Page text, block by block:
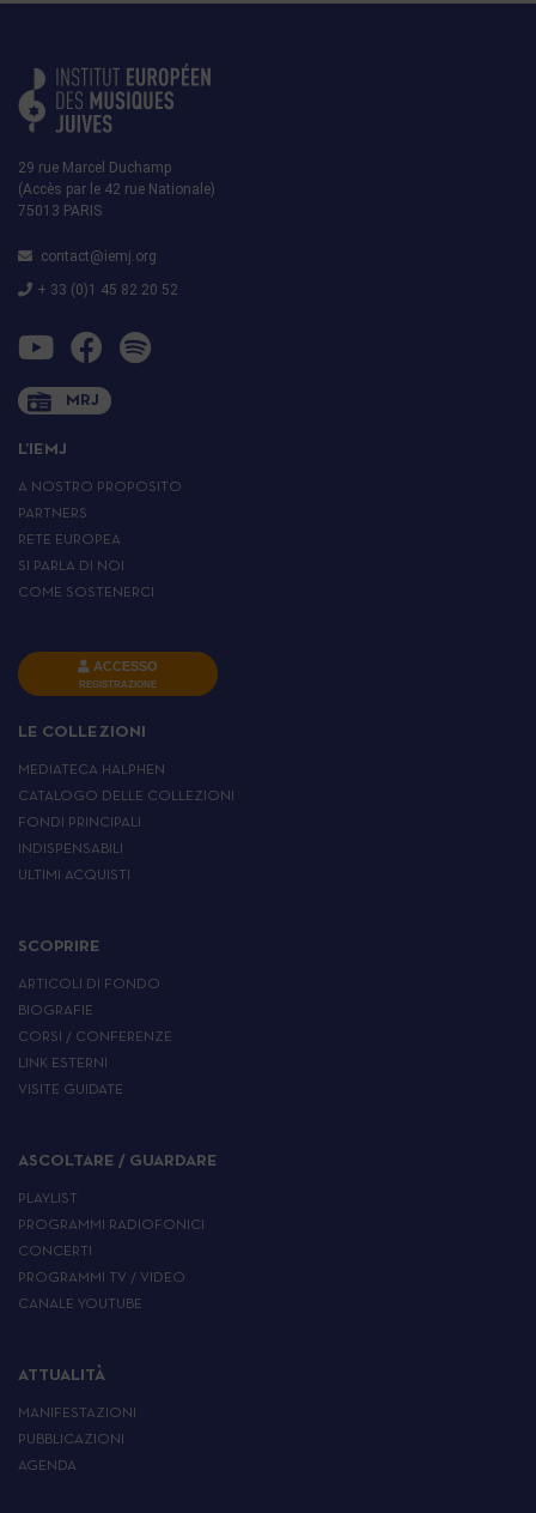
29 rue Marcel Duchamp
(Accès par le 42 rue Nationale)
75013 PARIS
contact@iemj.org
+ 33 (0)1 45 82 20 52
MRJ
L’IEMJ
A NOSTRO PROPOSITO
PARTNERS
RETE EUROPEA
SI PARLA DI NOI
COME SOSTENERCI
ACCESSO
REGISTRAZIONE
LE COLLEZIONI
MEDIATECA HALPHEN
CATALOGO DELLE COLLEZIONI
FONDI PRINCIPALI
INDISPENSABILI
ULTIMI ACQUISTI
SCOPRIRE
ARTICOLI DI FONDO
BIOGRAFIE
CORSI / CONFERENZE
LINK ESTERNI
VISITE GUIDATE
ASCOLTARE / GUARDARE
PLAYLIST
PROGRAMMI RADIOFONICI
CONCERTI
PROGRAMMI TV / VIDEO
CANALE YOUTUBE
ATTUALITÀ
MANIFESTAZIONI
PUBBLICAZIONI
AGENDA